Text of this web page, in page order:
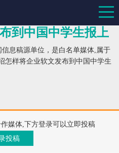
到中国中学生报上
息稿源单位，是白名单媒体,属于
怎样将企业软文发布到中国中学生
媒体,下方登录可以立即投稿
投稿